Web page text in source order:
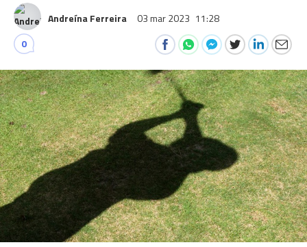
Andreína Ferreira 03 mar 2023 11:28
0